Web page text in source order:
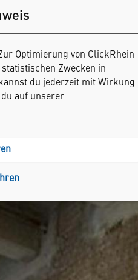
Optimierung von ClickRhein
Zwecken in
du jederzeit mit Wirkung
auf unserer